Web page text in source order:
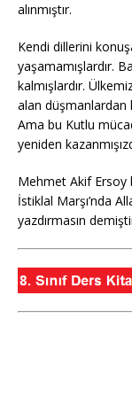
alınmıştır.
Kendi dillerini
yaşamamışlardır.
kalmışlardır.
alan
Ama bu Kutlu
yeniden
Mehmet Akif Ersoy
İstiklal Marşı’nda
yazdırmasın